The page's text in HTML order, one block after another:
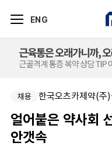
ENG
채용 신신제약-세종공장
채용
얼어붙은 약사회
안갯속